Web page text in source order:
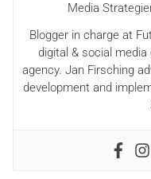
Media
Blogger in charge at
digital & social
agency. Jan Firsching
development and